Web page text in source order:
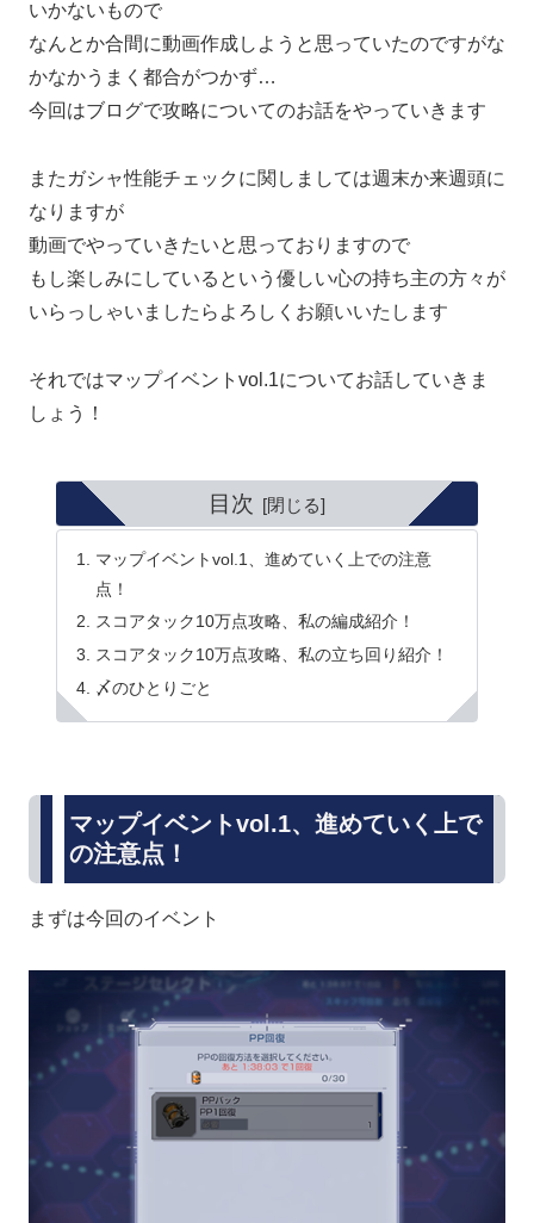
いかないもので
なんとか合間に動画作成しようと思っていたのですがな
かなかうまく都合がつかず…
今回はブログで攻略についてのお話をやっていきます
またガシャ性能チェックに関しましては週末か来週頭に
なりますが
動画でやっていきたいと思っておりますので
もし楽しみにしているという優しい心の持ち主の方々が
いらっしゃいましたらよろしくお願いいたします
それではマップイベントvol.1についてお話していきま
しょう！
目次
マップイベントvol.1、進めていく上での注意
点！
スコアタック10万点攻略、私の編成紹介！
スコアタック10万点攻略、私の立ち回り紹介！
〆のひとりごと
マップイベントvol.1、進めていく上で
の注意点！
まずは今回のイベント